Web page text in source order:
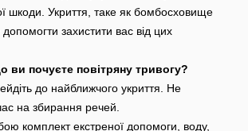
шкоди. Укриття, таке як бомбосховище
захистити вас від цих
почуєте повітряну тривогу?
до найближчого укриття. Не
на збирання речей.
комплект екстреної допомоги, воду,